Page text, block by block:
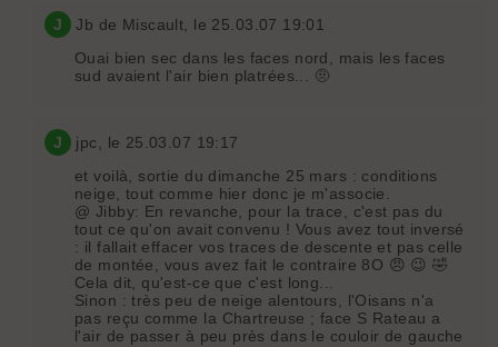
J Jb de Miscault , le 25.03.07 19:01
Ouai bien sec dans les faces nord, mais les faces
sud avaient l'air bien platrées... 🤨
J jpc
, le 25.03.07 19:17
et voilà, sortie du dimanche 25 mars : conditions
neige, tout comme hier donc je m'associe.
@ Jibby: En revanche, pour la trace, c'est pas du
tout ce qu'on avait convenu ! Vous avez tout inversé
: il fallait effacer vos traces de descente et pas celle
de montée, vous avez fait le contraire 8O 😠 😉 🤣
Cela dit, qu'est-ce que c'est long...
Sinon : très peu de neige alentours, l'Oisans n'a
pas reçu comme la Chartreuse ; face S Rateau a
l'air de passer à peu près dans le couloir de gauche